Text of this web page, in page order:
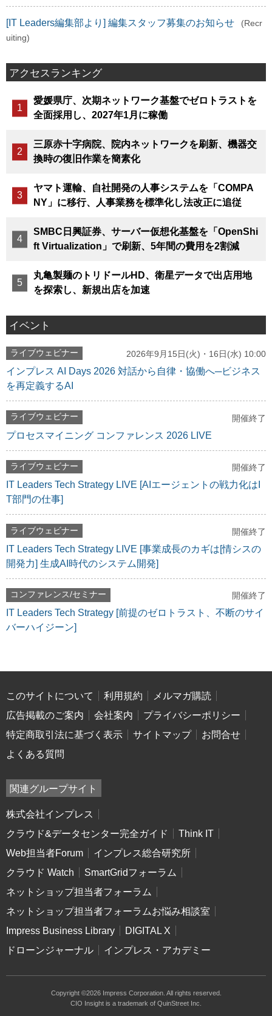
[IT Leaders編集部より] 編集スタッフ募集のお知らせ
(Recr
uiting)
アクセスランキング
愛媛県庁、次期ネットワーク基盤でゼロトラストを
全面採用し、2027年1月に稼働
三原赤十字病院、院内ネットワークを刷新、機器交
換時の復旧作業を簡素化
ヤマト運輸、自社開発の人事システムを「COMPA
NY」に移行、人事業務を標準化し法改正に追従
SMBC日興証券、サーバー仮想化基盤を「OpenShi
ft Virtualization」で刷新、5年間の費用を2割減
丸亀製麺のトリドールHD、衛星データで出店用地
を探索し、新規出店を加速
イベント
ライブウェビナー 2026年9月15日(火)・16日(水) 10:00
インプレス AI Days 2026 対話から自律・協働へ─ビジネス
を再定義するAI
ライブウェビナー 開催終了
プロセスマイニング コンファレンス 2026 LIVE
ライブウェビナー 開催終了
IT Leaders Tech Strategy LIVE [AIエージェントの戦力化はI
T部門の仕事]
ライブウェビナー 開催終了
IT Leaders Tech Strategy LIVE [事業成長のカギは[情シスの
開発力] 生成AI時代のシステム開発]
コンファレンス/セミナー 開催終了
IT Leaders Tech Strategy [前提のゼロトラスト、不断のサイ
バーハイジーン]
このサイトについて 利用規約
メルマガ購読
広告掲載のご案内
会社案内
プライバシーポリシー
特定商取引法に基づく表示
サイトマップ
お問合せ
よくある質問
関連グループサイト
株式会社インプレス
クラウド&データセンター完全ガイド
Think IT
Web担当者Forum
インプレス総合研究所
クラウド Watch
SmartGridフォーラム
ネットショップ担当者フォーラム
ネットショップ担当者フォーラムお悩み相談室
Impress Business Library
DIGITAL X
ドローンジャーナル
インプレス・アカデミー
Copyright ©2026 Impress Corporation. All rights reserved.
CIO Insight is a trademark of QuinStreet Inc.